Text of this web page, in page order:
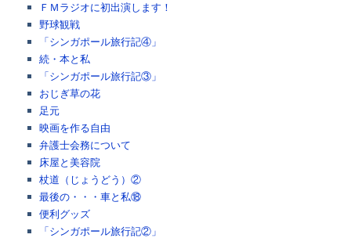
ＦＭラジオに初出演します！
野球観戦
「シンガポール旅行記④」
続・本と私
「シンガポール旅行記③」
おじぎ草の花
足元
映画を作る自由
弁護士会務について
床屋と美容院
杖道（じょうどう）②
最後の・・・車と私⑱
便利グッズ
「シンガポール旅行記②」